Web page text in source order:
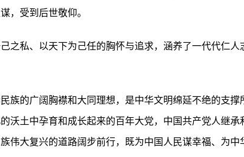
，受到后世敬仰。
之私、以天下为己任的胸怀与追求，涵养了一代代仁
族的广阔胸襟和大同理想，是中华文明绵延不绝的支撑
沃土中孕育和成长起来的百年大党，中国共产党人继
伟大复兴的道路阔步前行，既为中国人民谋幸福、为